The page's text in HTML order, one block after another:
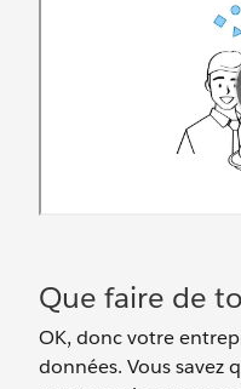
Que faire de
OK, donc votre
données. Vous savez